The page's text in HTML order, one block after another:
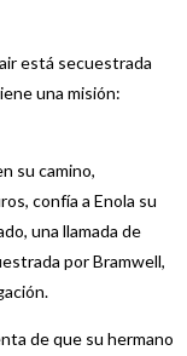
está secuestrada
una misión:
su camino,
confía a Enola su
una llamada de
por Bramwell,
de que su hermano